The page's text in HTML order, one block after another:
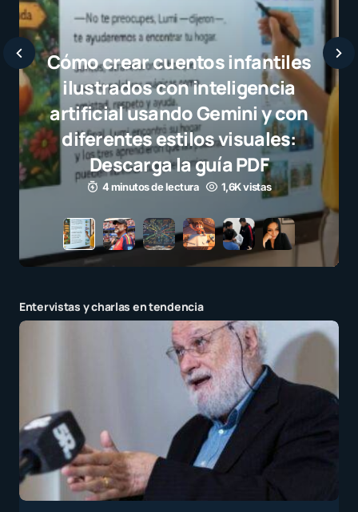
Javier Bardem elogia a la
selección campeona y destaca
el juego limpio como ejemplo
para millones de niños
3 minutos de lectura 1,1K vistas
Entervistas y charlas en tendencia